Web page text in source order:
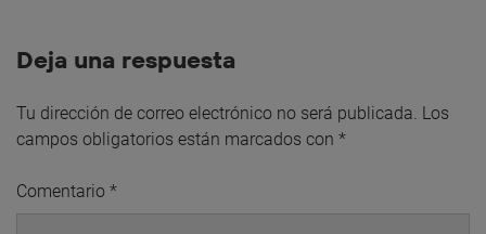
Deja una respuesta
Tu dirección de correo electrónico no será publicada. Los
campos obligatorios están marcados con *
Comentario *